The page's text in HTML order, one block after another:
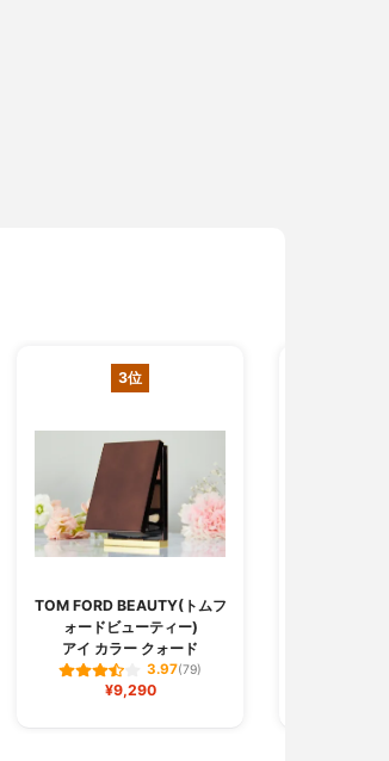
3位
TOM FORD BEAUTY(トムフ
ォードビューティー)
アイ カラー クォード
3.97(79)
¥9,290